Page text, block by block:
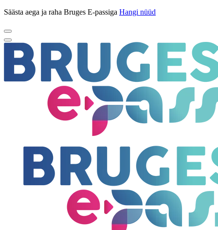
Säästa aega ja raha Bruges E-passiga Hangi nüüd